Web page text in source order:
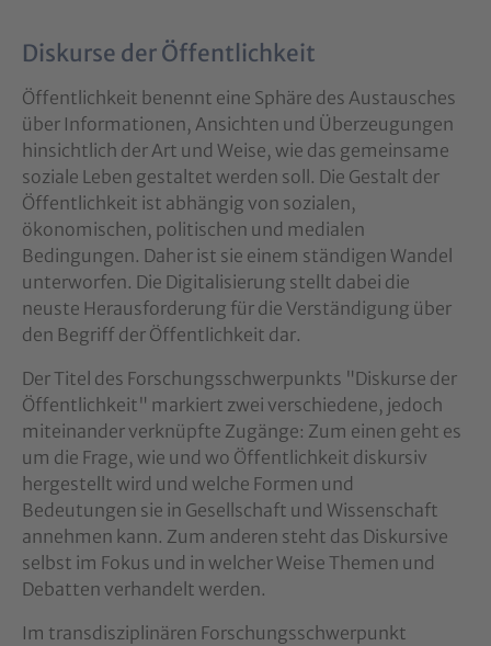
Diskurse der Öffentlichkeit
Öffentlichkeit benennt eine Sphäre des Austausches
über Informationen, Ansichten und Überzeugungen
hinsichtlich der Art und Weise, wie das gemeinsame
soziale Leben gestaltet werden soll. Die Gestalt der
Öffentlichkeit ist abhängig von sozialen,
ökonomischen, politischen und medialen
Bedingungen. Daher ist sie einem ständigen Wandel
unterworfen. Die Digitalisierung stellt dabei die
neuste Herausforderung für die Verständigung über
den Begriff der Öffentlichkeit dar.
Der Titel des Forschungsschwerpunkts "Diskurse der
Öffentlichkeit" markiert zwei verschiedene, jedoch
miteinander verknüpfte Zugänge: Zum einen geht es
um die Frage, wie und wo Öffentlichkeit diskursiv
hergestellt wird und welche Formen und
Bedeutungen sie in Gesellschaft und Wissenschaft
annehmen kann. Zum anderen steht das Diskursive
selbst im Fokus und in welcher Weise Themen und
Debatten verhandelt werden.
Im transdisziplinären Forschungsschwerpunkt